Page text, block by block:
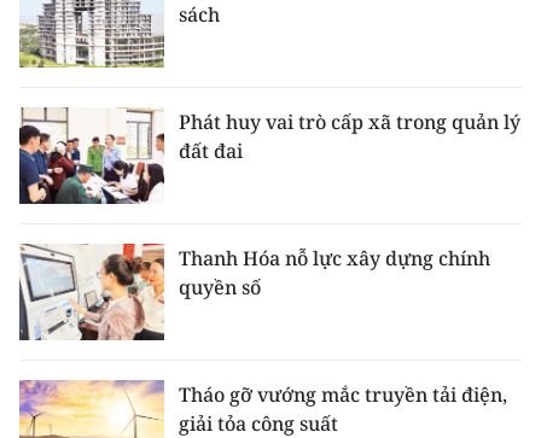
sách
Phát huy vai trò cấp xã trong quản lý
đất đai
Thanh Hóa nỗ lực xây dựng chính
quyền số
Tháo gỡ vướng mắc truyền tải điện,
giải tỏa công suất